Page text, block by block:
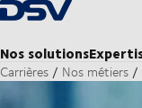
Retour à la
Nos solutions
Carrières Nos métiers